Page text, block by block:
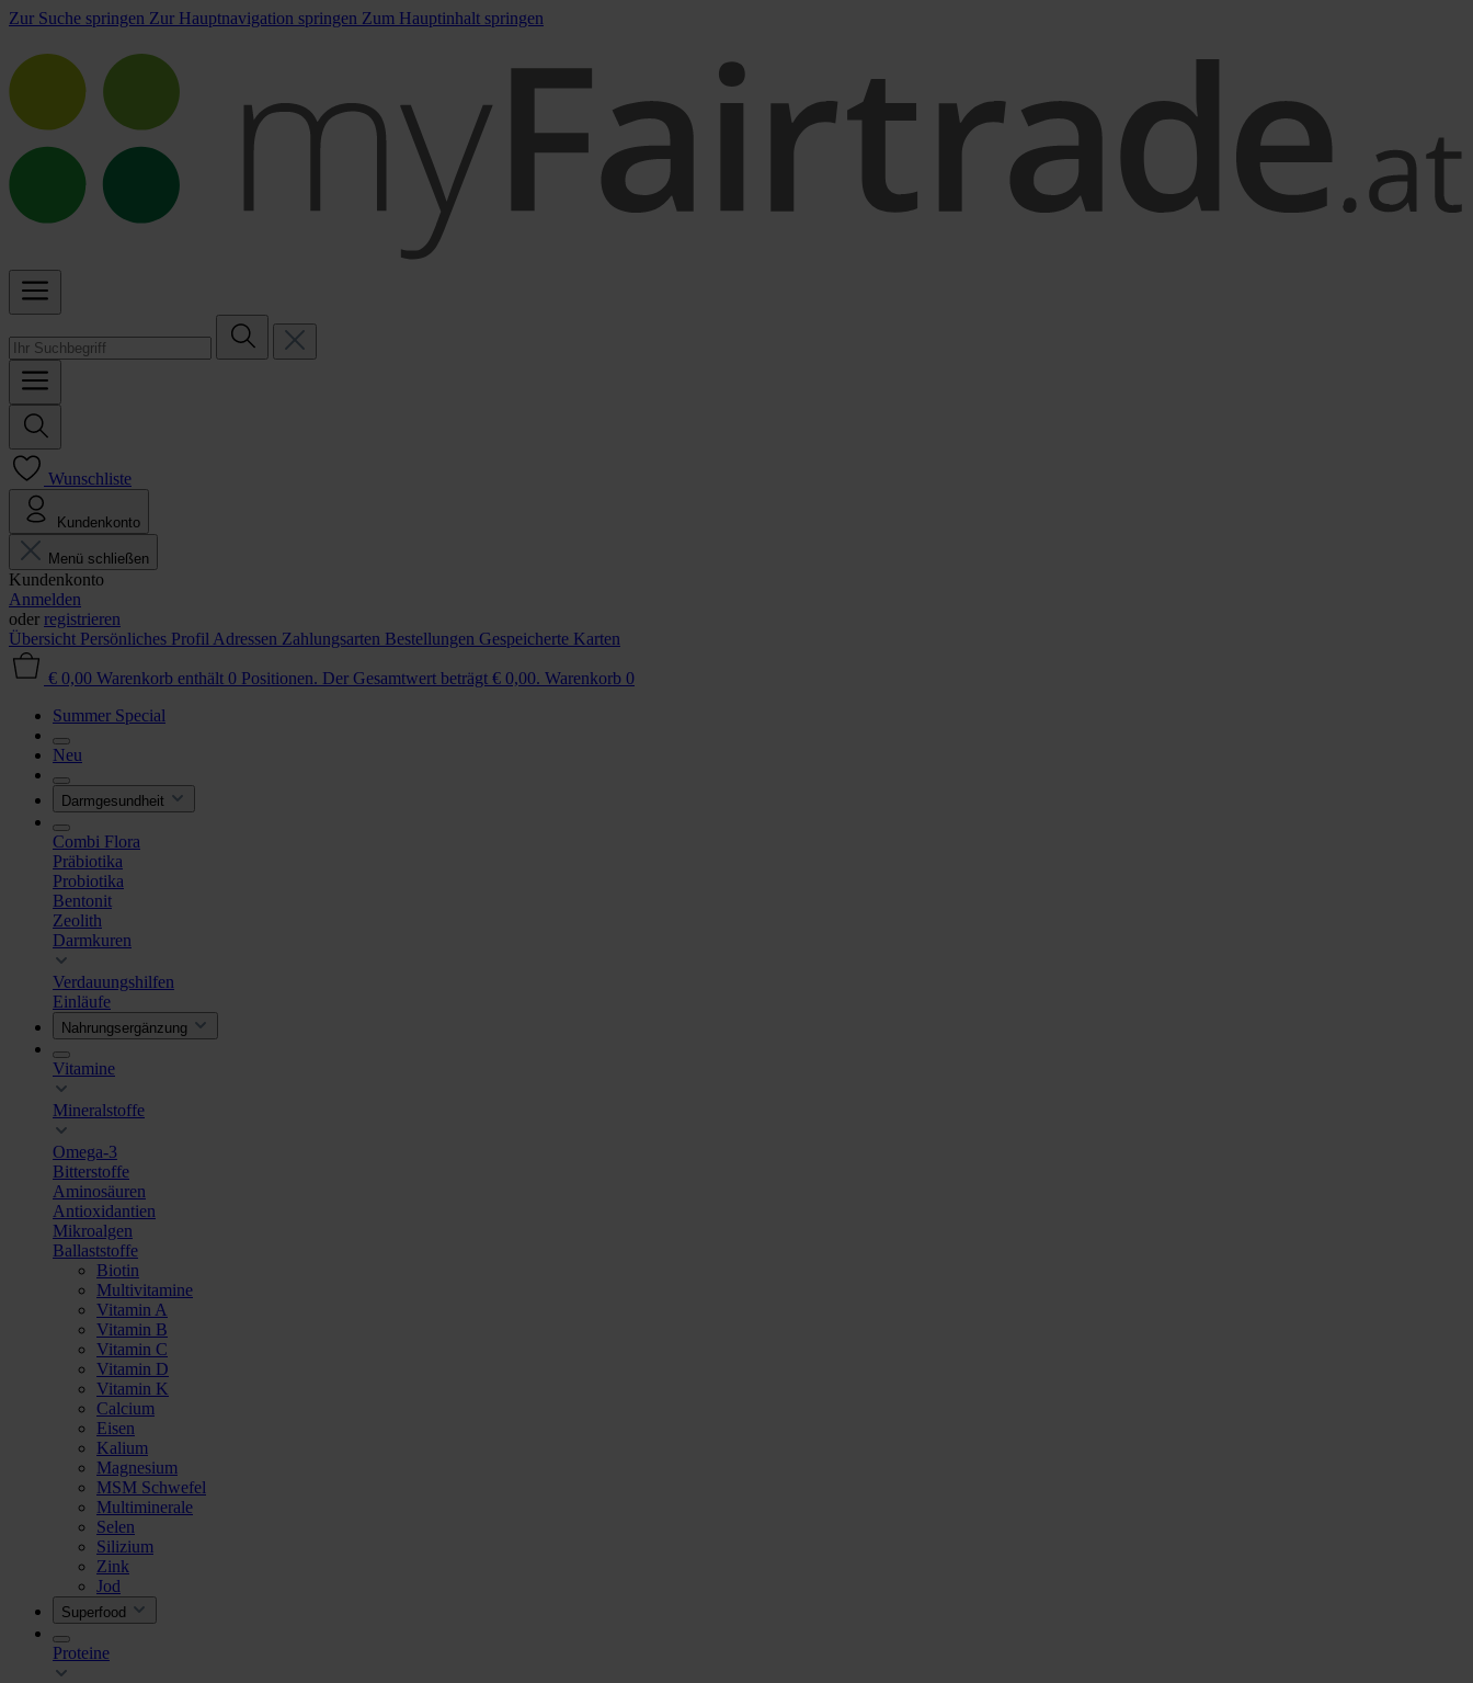
Zur Suche springen Zur Hauptnavigation springen Zum Hauptinhalt springen
Wunschliste
Kundenkonto
Menü schließen
Kundenkonto
Anmelden
oder registrieren
Übersicht Persönliches Profil Adressen Zahlungsarten Bestellungen Gespeicherte Karten
€ 0,00 Warenkorb enthält 0 Positionen. Der Gesamtwert beträgt € 0,00. Warenkorb 0
Summer Special
Neu
Darmgesundheit
Combi Flora
Präbiotika
Probiotika
Bentonit
Zeolith
Darmkuren
Verdauungshilfen
Einläufe
Nahrungsergänzung
Vitamine
Mineralstoffe
Omega-3
Bitterstoffe
Aminosäuren
Antioxidantien
Mikroalgen
Ballaststoffe
Biotin
Multivitamine
Vitamin A
Vitamin B
Vitamin C
Vitamin D
Vitamin K
Calcium
Eisen
Kalium
Magnesium
MSM Schwefel
Multiminerale
Selen
Silizium
Zink
Jod
Superfood
Proteine